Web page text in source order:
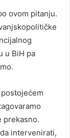
ovom pitanju.
u BiH pa
prekasno.
intervenirati,